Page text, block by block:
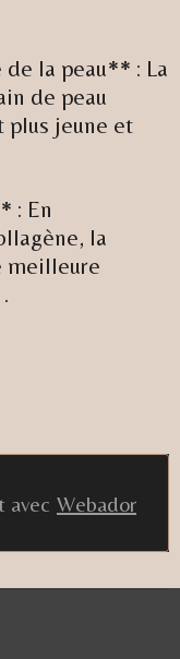
la peau** : La
de peau
plus jeune et
: En
la
meilleure
avec Webador